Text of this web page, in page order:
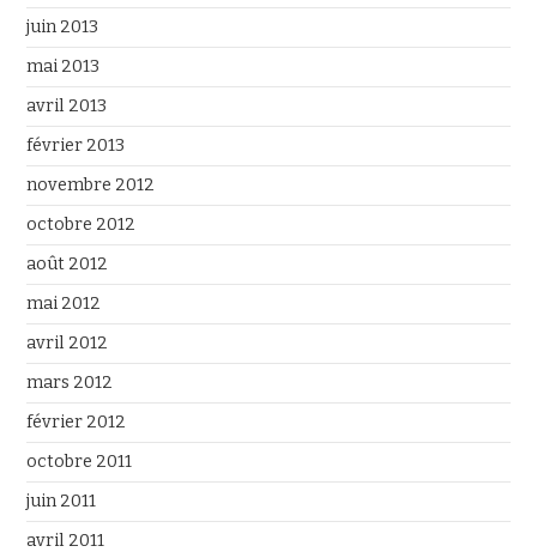
juin 2013
mai 2013
avril 2013
février 2013
novembre 2012
octobre 2012
août 2012
mai 2012
avril 2012
mars 2012
février 2012
octobre 2011
juin 2011
avril 2011